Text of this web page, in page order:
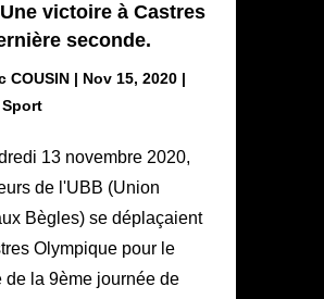
victoire à Castres
seconde.
COUSIN| Nov 15, 2020|
Sport
13 novembre 2020,
de l'UBB (Union
Bègles) se déplaçaient
Olympique pour le
de la 9ème journée de